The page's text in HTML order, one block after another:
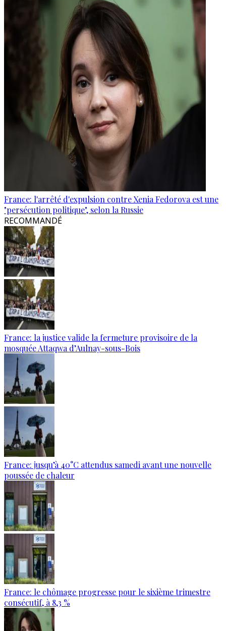
France: l'arrêté d'expulsion contre Xenia Fedorova est une
"persécution politique", selon la Russie
RECOMMANDÉ
France: la justice valide la fermeture provisoire de la
mosquée Attaqwa d’Aulnay-sous-Bois
France: jusqu’à 40°C attendus samedi avant une nouvelle
poussée de chaleur
France: le chômage progresse pour le sixième trimestre
consécutif, à 8,3 %